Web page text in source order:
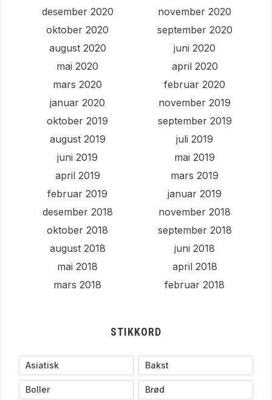
desember 2020
november 2020
oktober 2020
september 2020
august 2020
juni 2020
mai 2020
april 2020
mars 2020
februar 2020
januar 2020
november 2019
oktober 2019
september 2019
august 2019
juli 2019
juni 2019
mai 2019
april 2019
mars 2019
februar 2019
januar 2019
desember 2018
november 2018
oktober 2018
september 2018
august 2018
juni 2018
mai 2018
april 2018
mars 2018
februar 2018
STIKKORD
Asiatisk Bakst
Boller Brød